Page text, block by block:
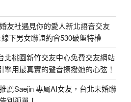
友社遇見你的愛人新北語音交友
下男女聯誼約會530破盤特權
北桃園新竹交友中心免費交友網站
用最真實的聲音撩撥她的心弦！
薦Saejin 專屬AI女友，台北未婚聯